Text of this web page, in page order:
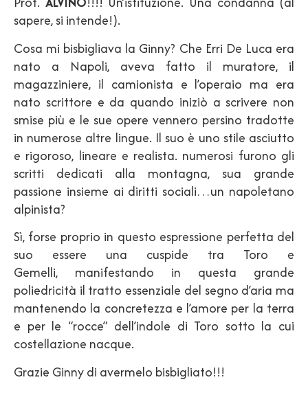
sapere, si intende!).
Cosa mi bisbigliava la Ginny? Che Erri De Luca era
nato a Napoli, aveva fatto il muratore, il
magazziniere, il camionista e l’operaio ma era
nato scrittore e da quando iniziò a scrivere non
smise più e le sue opere vennero persino tradotte
in numerose altre lingue. Il suo è uno stile asciutto
e rigoroso, lineare e realista. numerosi furono gli
scritti dedicati alla montagna, sua grande
passione insieme ai diritti sociali…un napoletano
alpinista?
Sì, forse proprio in questo espressione perfetta del
suo essere una cuspide tra Toro e
Gemelli, manifestando in questa grande
poliedricità il tratto essenziale del segno d’aria ma
mantenendo la concretezza e l’amore per la terra
e per le “rocce” dell’indole di Toro sotto la cui
costellazione nacque.
Grazie Ginny di avermelo bisbigliato!!!